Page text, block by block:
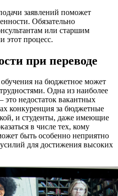
заявлений поможет
Обязательно
или старшим
этот процесс.
при переводе
на бюджетное может
Одна из наиболее
недостаток вакантных
конкуренция за бюджетные
и студенты, даже имеющие
в числе тех, кому
быть особенно неприятно
для достижения высоких